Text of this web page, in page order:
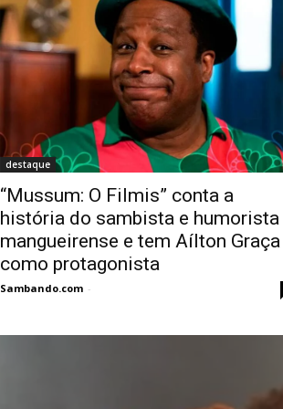
destaque
“Mussum: O Filmis” conta a
história do sambista e humorista
mangueirense e tem Aílton Graça
como protagonista
Sambando.com -